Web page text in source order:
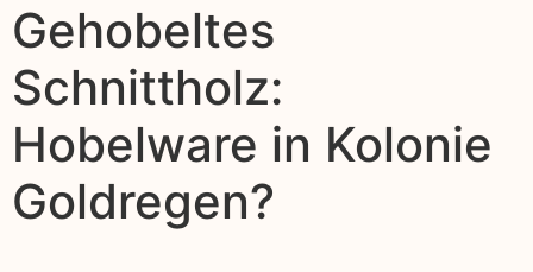
Gehobeltes
Schnittholz:
Hobelware in Kolonie
Goldregen?